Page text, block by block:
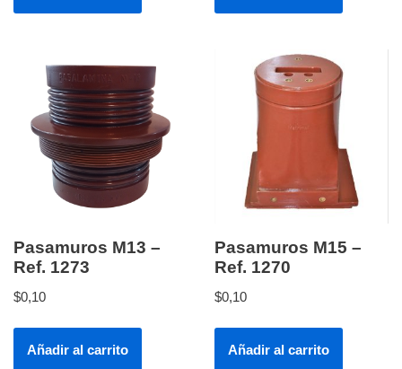
Pasamuros M13 –
Ref. 1273
$0,10
Añadir al carrito
Pasamuros M15 –
Ref. 1270
$0,10
Añadir al carrito